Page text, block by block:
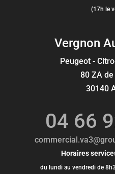
(17h le
Vergnon
Peugeot -
80 ZA
30140
04 66
Horaires
du lundi au vendredi de